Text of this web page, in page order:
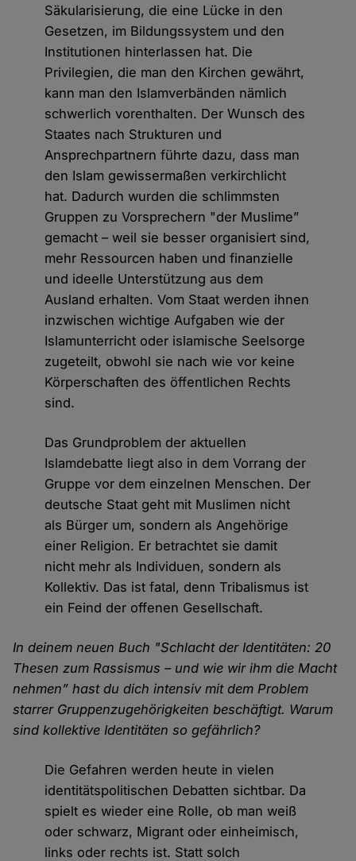
Säkularisierung, die eine Lücke in den
Gesetzen, im Bildungssystem und den
Institutionen hinterlassen hat. Die
Privilegien, die man den Kirchen gewährt,
kann man den Islamverbänden nämlich
schwerlich vorenthalten. Der Wunsch des
Staates nach Strukturen und
Ansprechpartnern führte dazu, dass man
den Islam gewissermaßen verkirchlicht
hat. Dadurch wurden die schlimmsten
Gruppen zu Vorsprechern "der Muslime”
gemacht – weil sie besser organisiert sind,
mehr Ressourcen haben und finanzielle
und ideelle Unterstützung aus dem
Ausland erhalten. Vom Staat werden ihnen
inzwischen wichtige Aufgaben wie der
Islamunterricht oder islamische Seelsorge
zugeteilt, obwohl sie nach wie vor keine
Körperschaften des öffentlichen Rechts
sind.
Das Grundproblem der aktuellen
Islamdebatte liegt also in dem Vorrang der
Gruppe vor dem einzelnen Menschen. Der
deutsche Staat geht mit Muslimen nicht
als Bürger um, sondern als Angehörige
einer Religion. Er betrachtet sie damit
nicht mehr als Individuen, sondern als
Kollektiv. Das ist fatal, denn Tribalismus ist
ein Feind der offenen Gesellschaft.
In deinem neuen Buch "Schlacht der Identitäten: 20
Thesen zum Rassismus – und wie wir ihm die Macht
nehmen” hast du dich intensiv mit dem Problem
starrer Gruppenzugehörigkeiten beschäftigt. Warum
sind kollektive Identitäten so gefährlich?
Die Gefahren werden heute in vielen
identitätspolitischen Debatten sichtbar. Da
spielt es wieder eine Rolle, ob man weiß
oder schwarz, Migrant oder einheimisch,
links oder rechts ist. Statt solch